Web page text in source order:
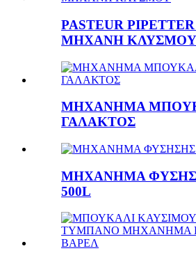
PASTEUR
ΜΗΧΑΝΗ ΚΛΥΣΜΟΥ
ΜΗΧΑΝΗΜΑ
ΓΑΛΑΚΤΟΣ
ΜΗΧΑΝΗΜΑ
500L